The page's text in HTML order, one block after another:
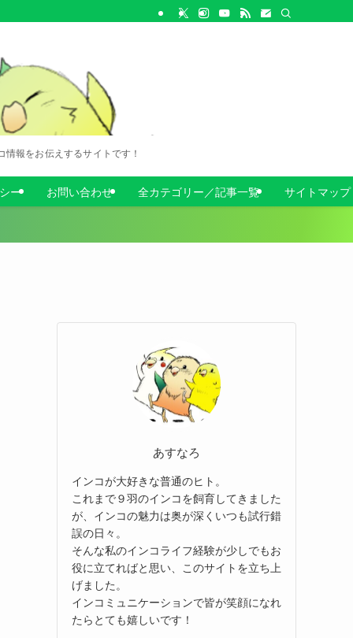
報をお伝えするサイトです！
ー お問い合わせ 全カテゴリー／記事一覧 サイトマップ
あすなろ
インコが大好きな普通のヒト。
これまで９羽のインコを飼育してきました
が、インコの魅力は奥が深くいつも試行錯
誤の日々。
そんな私のインコライフ経験が少しでもお
役に立てればと思い、このサイトを立ち上
げました。
インコミュニケーションで皆が笑顔になれ
たらとても嬉しいです！